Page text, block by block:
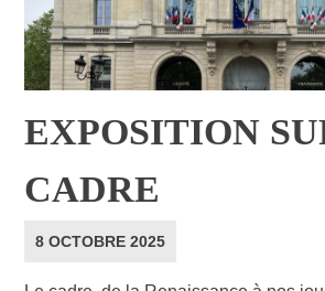
EXPOSITION
CADRE
8 OCTOBRE 2025